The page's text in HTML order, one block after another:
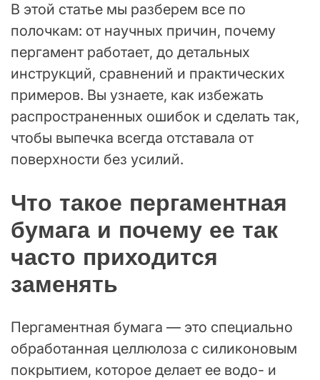
В этой статье мы разберем все по
полочкам: от научных причин, почему
пергамент работает, до детальных
инструкций, сравнений и практических
примеров. Вы узнаете, как избежать
распространенных ошибок и сделать так,
чтобы выпечка всегда отставала от
поверхности без усилий.
Что такое пергаментная
бумага и почему ее так
часто приходится
заменять
Пергаментная бумага — это специально
обработанная целлюлоза с силиконовым
покрытием, которое делает ее водо- и